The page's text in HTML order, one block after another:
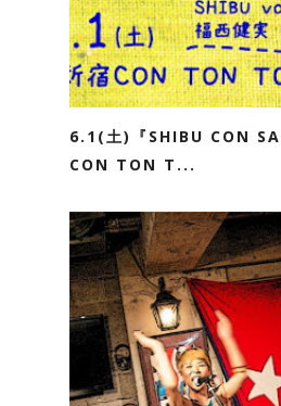
6.1(土)『SHIBU CON
CON TON T...